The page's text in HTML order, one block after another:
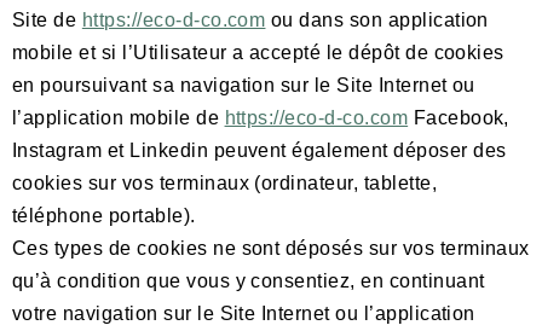
Site de https://eco-d-co.com ou dans son application
mobile et si l’Utilisateur a accepté le dépôt de cookies
en poursuivant sa navigation sur le Site Internet ou
l’application mobile de https://eco-d-co.com Facebook,
Instagram et Linkedin peuvent également déposer des
cookies sur vos terminaux (ordinateur, tablette,
téléphone portable).
Ces types de cookies ne sont déposés sur vos terminaux
qu’à condition que vous y consentiez, en continuant
votre navigation sur le Site Internet ou l’application